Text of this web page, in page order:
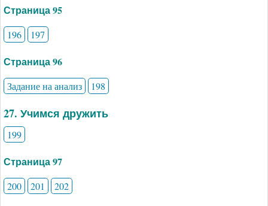
Страница 95
196 197
Страница 96
Задание на анализ 198
27. Учимся дружить
199
Страница 97
200 201 202